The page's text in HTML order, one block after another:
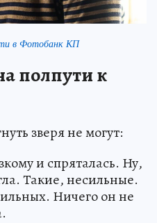
в Фотобанк КП
полпути к
зверя не могут:
и спряталась. Ну,
Такие, несильные.
Ничего он не